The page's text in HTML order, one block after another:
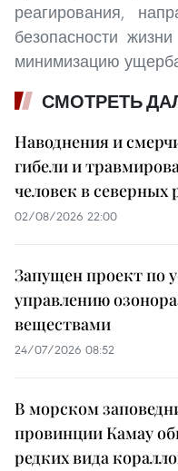
реагирования,
безопасности
минимизацию
СМОТРЕТЬ
Наводнения и
гибели и
человек в северных
02/08/2026 22:00
Запущен проект по
управлению
веществами
24/07/2026 08:52
В морском
провинции Камау
редких вида